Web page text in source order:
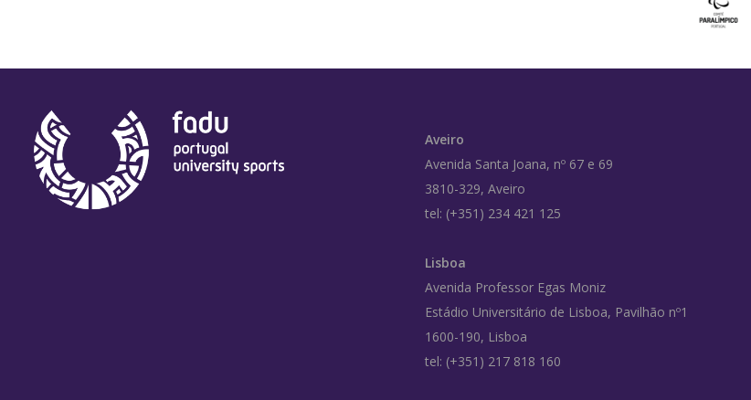
Aveiro
Avenida Santa Joana, nº 67 e 69
3810-329, Aveiro
tel: (+351) 234 421 125
Lisboa
Avenida Professor Egas Moniz
Estádio Universitário de Lisboa, Pavilhão nº1
1600-190, Lisboa
tel: (+351) 217 818 160